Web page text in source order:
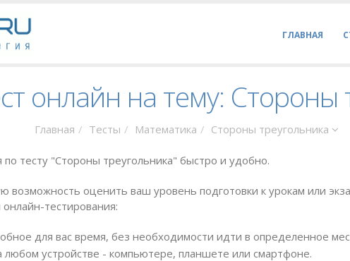
ГЛАВНАЯ
онлайн на тему: Стороны
Главная Тесты Математика Стороны треугольника
тесту "Стороны треугольника" быстро и удобно.
возможность оценить ваш уровень подготовки к урокам или
тестирования:
для вас время, без необходимости идти в определенное
устройстве - компьютере, планшете или смартфоне.